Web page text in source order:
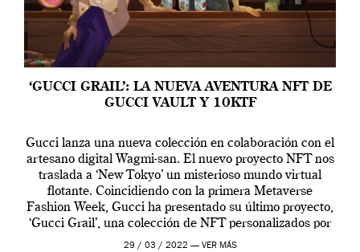
‘GUCCI GRAIL’: LA NUEVA AVENTURA NFT DE
GUCCI VAULT Y 10KTF
Gucci lanza una nueva colección en colaboración con el
artesano digital Wagmi-san. El nuevo proyecto NFT nos
traslada a ‘New Tokyo’ un misterioso mundo virtual
flotante. Coincidiendo con la primera Metaverse
Fashion Week, Gucci ha presentado su último proyecto,
‘Gucci Grail’, una colección de NFT personalizados por
Alessandro Michele, director creativo de la casa italiana
29 / 03 / 2022 — VER MÁS